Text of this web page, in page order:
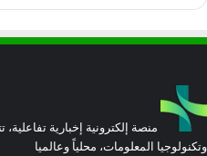
منصة إلكترونية إخبارية
وتكنولوجيا المعلومات، محلياً وعالميا